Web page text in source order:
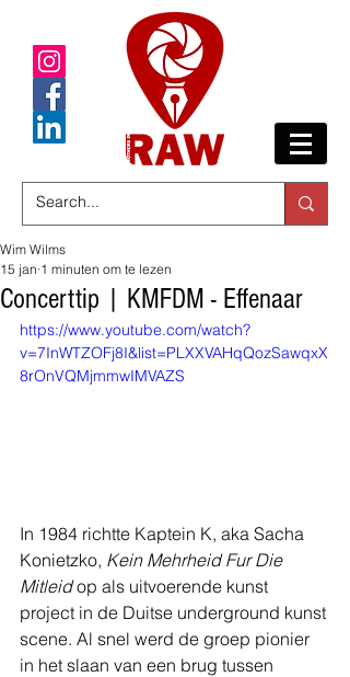
Concerttip | KMFDM - Effenaar
Wim Wilms
15 jan 1 minuten om te lezen
https://www.youtube.com/watch?
v=7InWTZOFj8I&list=PLXXVAHqQozSawqxX
8rOnVQMjmmwIMVAZS
In 1984 richtte Kaptein K, aka Sacha
Konietzko, Kein Mehrheid Fur Die
Mitleid op als uitvoerende kunst
project in de Duitse underground kunst
scene. Al snel werd de groep pionier
in het slaan van een brug tussen